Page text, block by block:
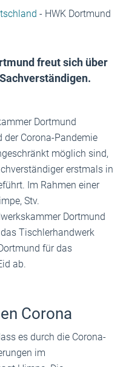
- HWK Dortmund
freut sich über
Dortmund
der Corona-Pandemie
möglich sind,
erstmals in
Im Rahmen einer
Stv.
Dortmund
Tischlerhandwerk
für das
ab.
Corona
es durch die Corona-
im